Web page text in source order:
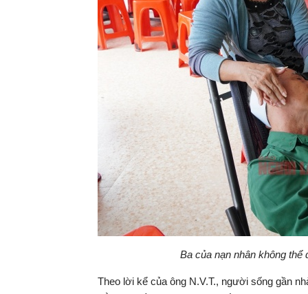
Ba của nạn nhân không
Theo lời kể của ông N.V.T., người sống gần